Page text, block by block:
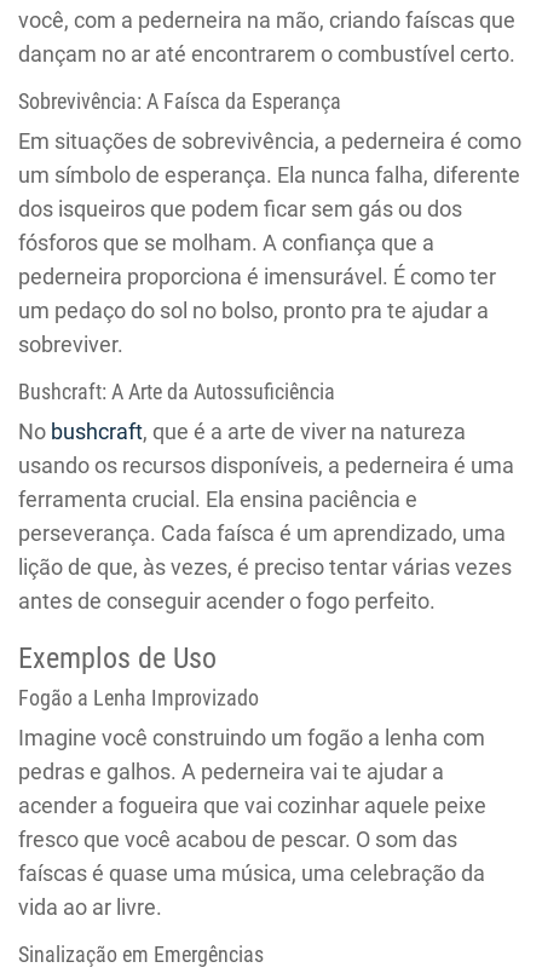
você, com a pederneira na mão, criando faíscas que
dançam no ar até encontrarem o combustível certo.
Sobrevivência: A Faísca da Esperança
Em situações de sobrevivência, a pederneira é como
um símbolo de esperança. Ela nunca falha, diferente
dos isqueiros que podem ficar sem gás ou dos
fósforos que se molham. A confiança que a
pederneira proporciona é imensurável. É como ter
um pedaço do sol no bolso, pronto pra te ajudar a
sobreviver.
Bushcraft: A Arte da Autossuficiência
No bushcraft, que é a arte de viver na natureza
usando os recursos disponíveis, a pederneira é uma
ferramenta crucial. Ela ensina paciência e
perseverança. Cada faísca é um aprendizado, uma
lição de que, às vezes, é preciso tentar várias vezes
antes de conseguir acender o fogo perfeito.
Exemplos de Uso
Fogão a Lenha Improvizado
Imagine você construindo um fogão a lenha com
pedras e galhos. A pederneira vai te ajudar a
acender a fogueira que vai cozinhar aquele peixe
fresco que você acabou de pescar. O som das
faíscas é quase uma música, uma celebração da
vida ao ar livre.
Sinalização em Emergências